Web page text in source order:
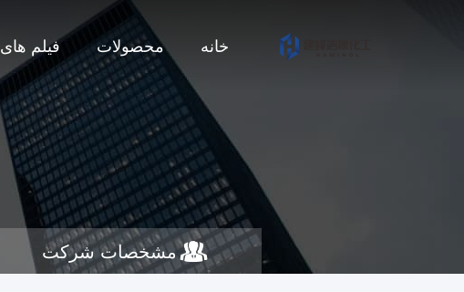
خانه محصولات فیلم های
مشخصات شرکت